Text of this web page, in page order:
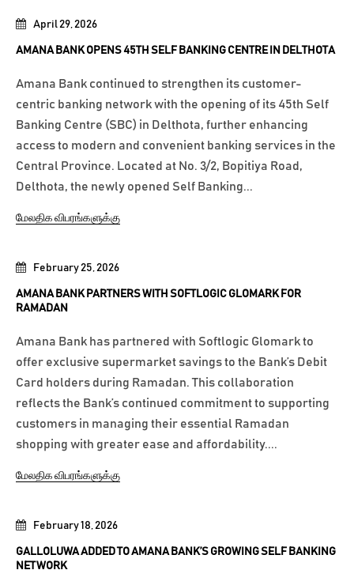
February 18, 2026
GALLOLUWA ADDED TO AMANA BANK’S GROWING SELF BANKING
NETWORK
February 25, 2026
AMANA BANK PARTNERS WITH SOFTLOGIC GLOMARK FOR
RAMADAN
Amana Bank has partnered with Softlogic Glomark to
offer exclusive supermarket savings to the Bank’s Debit
Card holders during Ramadan. This collaboration
reflects the Bank’s continued commitment to supporting
customers in managing their essential Ramadan
shopping with greater ease and affordability....
மேலதிக விபரங்களுக்கு
April 29, 2026
AMANA BANK OPENS 45TH SELF BANKING CENTRE IN DELTHOTA
Amana Bank continued to strengthen its customer-
centric banking network with the opening of its 45th Self
Banking Centre (SBC) in Delthota, further enhancing
access to modern and convenient banking services in the
Central Province. Located at No. 3/2, Bopitiya Road,
Delthota, the newly opened Self Banking...
மேலதிக விபரங்களுக்கு